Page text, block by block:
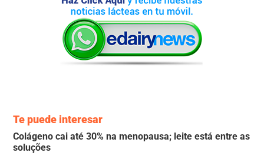
Te puede interesar
Colágeno cai até 30% na menopausa; leite está entre as
soluções